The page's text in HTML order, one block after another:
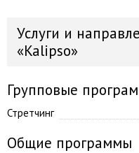
Услуги и
«Kalipso»
Групповые
Стретчинг
Общие программы